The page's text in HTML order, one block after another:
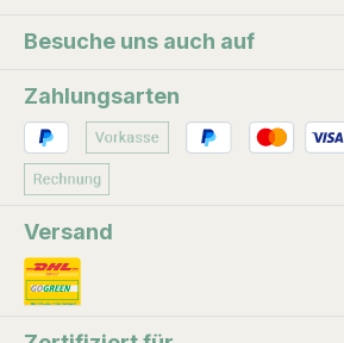
Besuche uns auch auf
Zahlungsarten
Versand